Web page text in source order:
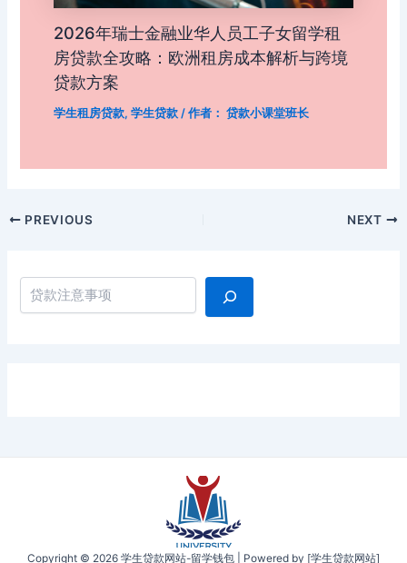
搜索
2026年瑞士金融业华人员工子女留学租
房贷款全攻略：欧洲租房成本解析与跨境
贷款方案
学生租房贷款, 学生贷款/ 作者： 贷款小课堂班长
PostPREVIOUS NEXT
Copyright © 2026 学生贷款网站-留学钱包 | Powered by [学生贷款网站]